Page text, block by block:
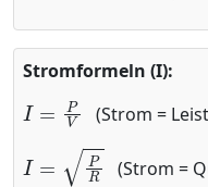
Stromformeln (I):
I=
(Strom =
I=
(Strom =